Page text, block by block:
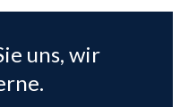
uns, wir